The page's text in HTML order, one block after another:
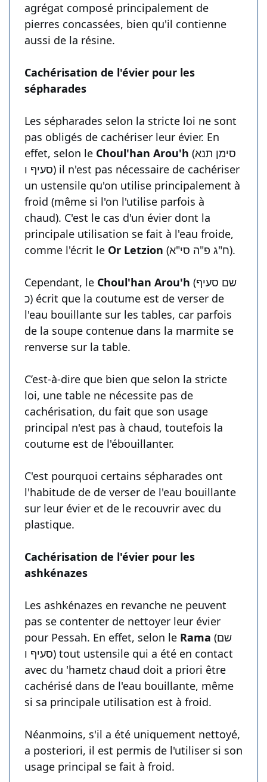
agrégat composé principalement de
pierres concassées, bien qu'il contienne
aussi de la résine.
Cachérisation de l'évier pour les
sépharades
Les sépharades selon la stricte loi ne sont
pas obligés de cachériser leur évier. En
effet, selon le Choul'han Arou'h (סימן תנא
סעיף ו) il n'est pas nécessaire de cachériser
un ustensile qu'on utilise principalement à
froid (même si l'on l'utilise parfois à
chaud). C'est le cas d'un évier dont la
principale utilisation se fait à l'eau froide,
comme l'écrit le Or Letzion (ח"ג פ"ה סי"א).
Cependant, le Choul'han Arou'h (שם סעיף
כ) écrit que la coutume est de verser de
l'eau bouillante sur les tables, car parfois
de la soupe contenue dans la marmite se
renverse sur la table.
C’est-à-dire que bien que selon la stricte
loi, une table ne nécessite pas de
cachérisation, du fait que son usage
principal n'est pas à chaud, toutefois la
coutume est de l'ébouillanter.
C'est pourquoi certains sépharades ont
l'habitude de de verser de l'eau bouillante
sur leur évier et de le recouvrir avec du
plastique.
Cachérisation de l'évier pour les
ashkénazes
Les ashkénazes en revanche ne peuvent
pas se contenter de nettoyer leur évier
pour Pessah. En effet, selon le Rama (שם
סעיף ו) tout ustensile qui a été en contact
avec du 'hametz chaud doit a priori être
cachérisé dans de l'eau bouillante, même
si sa principale utilisation est à froid.
Néanmoins, s'il a été uniquement nettoyé,
a posteriori, il est permis de l'utiliser si son
usage principal se fait à froid.